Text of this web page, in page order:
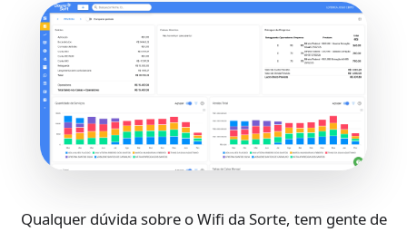
Qualquer dúvida sobre o Wifi da Sorte, tem gente de